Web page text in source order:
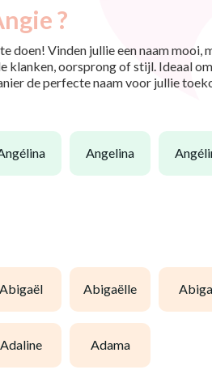
?
doen! Vinden jullie een naam mooi,
klanken, oorsprong of stijl. Ideaal
de perfecte naam voor jullie
angélina angelina
abigaël abigaëlle
adaline adama